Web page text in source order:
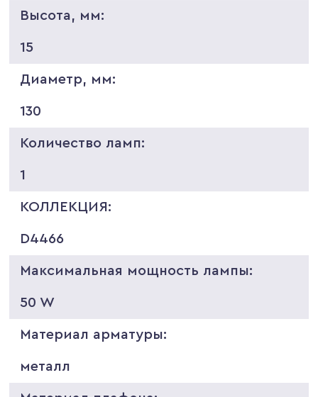
Высота, мм:
15
Диаметр, мм:
130
Количество ламп:
1
КОЛЛЕКЦИЯ:
D4466
Максимальная мощность лампы:
50 W
Материал арматуры:
металл